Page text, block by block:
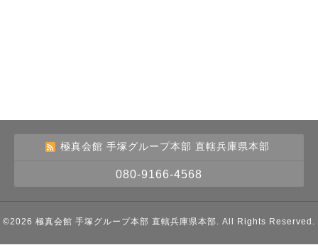
極真会館 手塚グループ本部 直轄兵庫県本部
080-9166-4568
©2026 極真会館 手塚グループ本部 直轄兵庫県本部 . All Rights Reserved.